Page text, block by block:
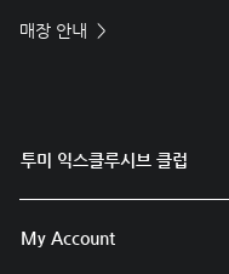
매장 안내
투미 익스클루시브 클럽
My Account